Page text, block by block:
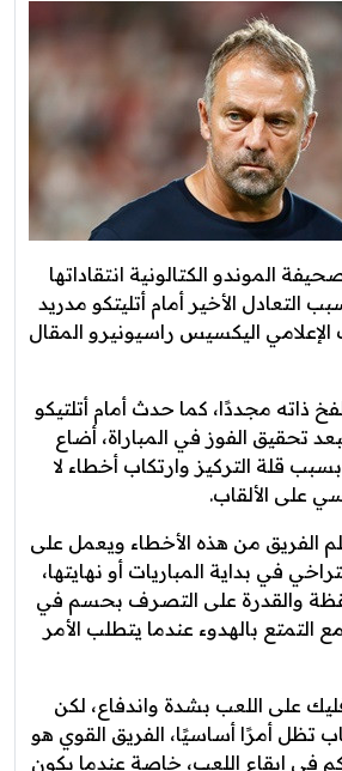
الموندو الكتالونية انتقاداتها
التعادل الأخير أمام أتليتكو مدريد
اليكسيس راسيونيرو المقال
ذاته مجددًا، كما حدث أمام أتلتيكو
تحقيق الفوز في المباراة، أضاع
قلة التركيز وارتكاب أخطاء لا
على الألقاب.
الفريق من هذه الأخطاء ويعمل على
في بداية المباريات أو نهايتها،
والقدرة على التصرف بحسم في
التمتع بالهدوء عندما يتطلب الأمر
على اللعب بشدة واندفاع، لكن
تظل أمرًا أساسيًا، الفريق القوي هو
إيقاع اللعب، خاصة عندما يكون